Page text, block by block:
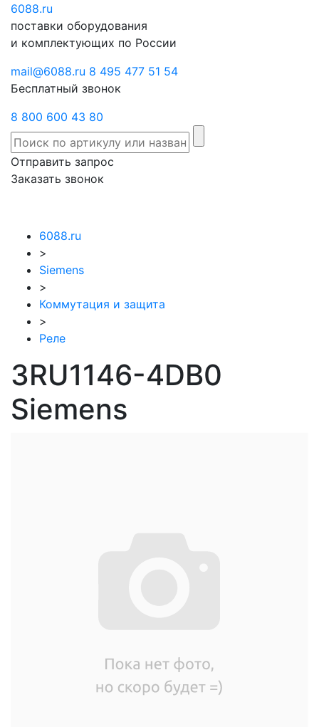
6088.ru
поставки оборудования
и комплектующих по России
mail@6088.ru 8 495 477 51 54
Бесплатный звонок
8 800 600 43 80
Отправить запрос
Заказать звонок
6088.ru
>
Siemens
>
Коммутация и защита
>
Реле
3RU1146-4DB0
Siemens
Отправить
запрос
звонок